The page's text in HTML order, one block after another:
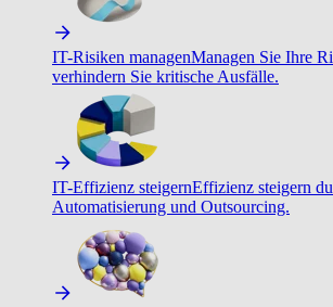
IT-Risiken managenManagen Sie Ihre
verhindern Sie kritische Ausfälle.
IT-Effizienz steigernEffizienz steigern
Automatisierung und Outsourcing.